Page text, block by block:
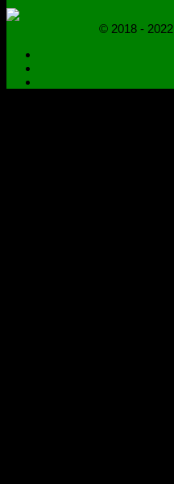
© 2018 - 2022